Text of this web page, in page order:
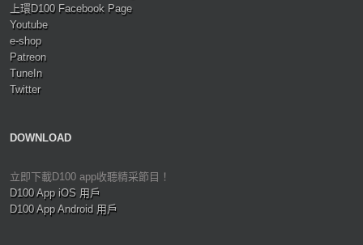
上環D100 Facebook Page
Youtube
e-shop
Patreon
TuneIn
Twitter
DOWNLOAD
立即下載D100 app收聽精采節目！
D100 App iOS 用戶
D100 App Android 用戶